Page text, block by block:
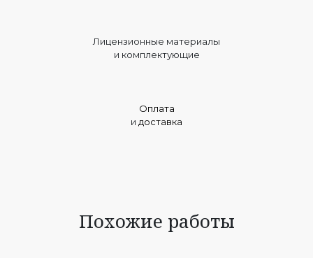
Лицензионные материалы
и комплектующие
Оплата
и доставка
Похожие работы